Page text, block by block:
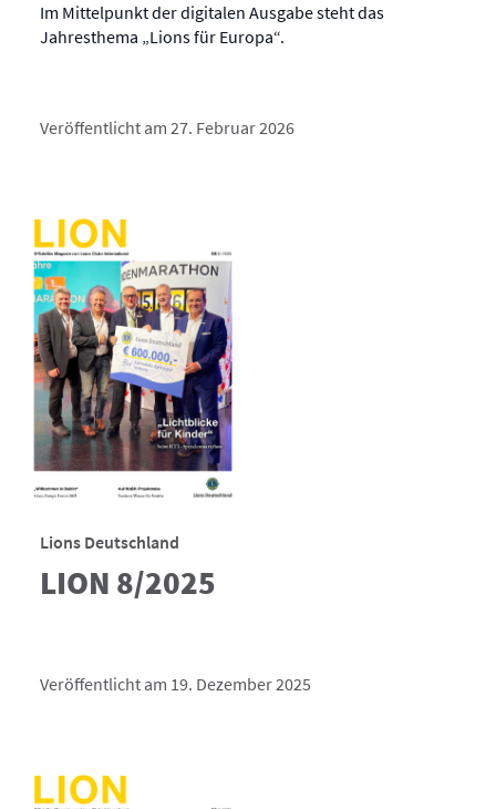
Im Mittelpunkt der digitalen Ausgabe steht das
Jahresthema „Lions für Europa“.
Veröffentlicht am 27. Februar 2026
Lions Deutschland
LION 8/2025
Veröffentlicht am 19. Dezember 2025